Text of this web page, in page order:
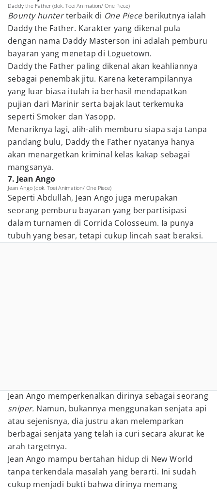
Daddy the Father (dok. Toei Animation/ One Piece)
Bounty hunterterbaik di One Piece berikutnya ialah
Daddy the Father. Karakter yang dikenal pula
dengan nama Daddy Masterson ini adalah pemburu
bayaran yang menetap di Loguetown.
Daddy the Father paling dikenal akan keahliannya
sebagai penembak jitu. Karena keterampilannya
yang luar biasa itulah ia berhasil mendapatkan
pujian dari Marinir serta bajak laut terkemuka
seperti Smoker dan Yasopp.
Menariknya lagi, alih-alih memburu siapa saja tanpa
pandang bulu, Daddy the Father nyatanya hanya
akan menargetkan kriminal kelas kakap sebagai
mangsanya.
7. Jean Ango
Jean Ango (dok. Toei Animation/ One Piece)
Seperti Abdullah, Jean Ango juga merupakan
seorang pemburu bayaran yang berpartisipasi
dalam turnamen di Corrida Colosseum. Ia punya
tubuh yang besar, tetapi cukup lincah saat beraksi.
Jean Ango memperkenalkan dirinya sebagai seorang
sniper. Namun, bukannya menggunakan senjata api
atau sejenisnya, dia justru akan melemparkan
berbagai senjata yang telah ia curi secara akurat ke
arah targetnya.
Jean Ango mampu bertahan hidup di New World
tanpa terkendala masalah yang berarti. Ini sudah
cukup menjadi bukti bahwa dirinya memang